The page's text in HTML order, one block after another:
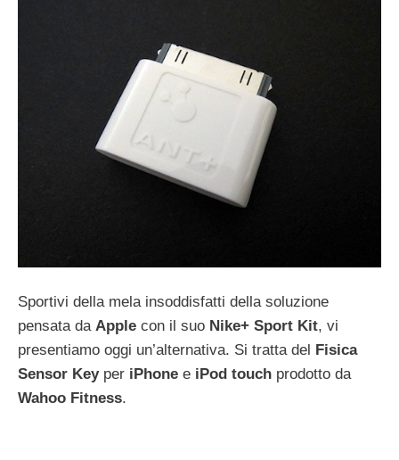
Sportivi della mela insoddisfatti della soluzione
pensata da Apple con il suo Nike+ Sport Kit, vi
presentiamo oggi un’alternativa. Si tratta del
Fisica
Sensor Keyper iPhone e iPod touch prodotto da
Wahoo Fitness.